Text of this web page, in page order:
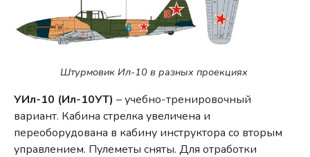
Штурмовик Ил-10 в разных проекциях
УИл-10 (Ил-10УТ) – учебно-тренировочный
вариант. Кабина стрелка увеличена и
переоборудована в кабину инструктора со вторым
управлением. Пулеметы сняты. Для отработки